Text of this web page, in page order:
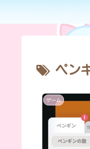
ペン
ゲーム